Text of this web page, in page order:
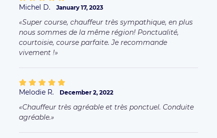
Michel D. January 17, 2023
Super course, chauffeur très sympathique, en plus
nous sommes de la même région! Ponctualité,
courtoisie, course parfaite. Je recommande
vivement !
Melodie R. December 2, 2022
Chauffeur très agréable et très ponctuel. Conduite
agréable.